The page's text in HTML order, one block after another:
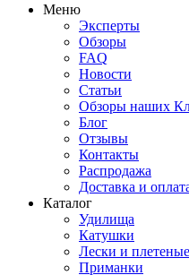
Меню
Эксперты
Обзоры
FAQ
Новости
Статьи
Обзоры наших
Блог
Отзывы
Контакты
Распродажа
Доставка и
Каталог
Удилища
Катушки
Лески и
Приманки